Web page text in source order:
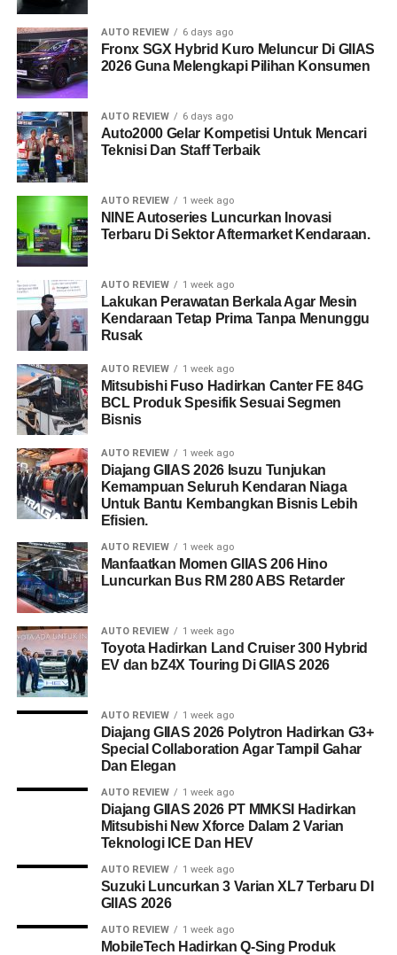
AUTO REVIEW 6 days ago
Fronx SGX Hybrid Kuro Meluncur Di GIIAS
2026 Guna Melengkapi Pilihan Konsumen
AUTO REVIEW 6 days ago
Auto2000 Gelar Kompetisi Untuk Mencari
Teknisi Dan Staff Terbaik
AUTO REVIEW 1 week ago
NINE Autoseries Luncurkan Inovasi
Terbaru Di Sektor Aftermarket Kendaraan.
AUTO REVIEW 1 week ago
Lakukan Perawatan Berkala Agar Mesin
Kendaraan Tetap Prima Tanpa Menunggu
Rusak
AUTO REVIEW 1 week ago
Mitsubishi Fuso Hadirkan Canter FE 84G
BCL Produk Spesifik Sesuai Segmen
Bisnis
AUTO REVIEW 1 week ago
Diajang GIIAS 2026 Isuzu Tunjukan
Kemampuan Seluruh Kendaran Niaga
Untuk Bantu Kembangkan Bisnis Lebih
Efisien.
AUTO REVIEW 1 week ago
Manfaatkan Momen GIIAS 206 Hino
Luncurkan Bus RM 280 ABS Retarder
AUTO REVIEW 1 week ago
Toyota Hadirkan Land Cruiser 300 Hybrid
EV dan bZ4X Touring Di GIIAS 2026
AUTO REVIEW 1 week ago
Diajang GIIAS 2026 Polytron Hadirkan G3+
Special Collaboration Agar Tampil Gahar
Dan Elegan
AUTO REVIEW 1 week ago
Diajang GIIAS 2026 PT MMKSI Hadirkan
Mitsubishi New Xforce Dalam 2 Varian
Teknologi ICE Dan HEV
AUTO REVIEW 1 week ago
Suzuki Luncurkan 3 Varian XL7 Terbaru DI
GIIAS 2026
AUTO REVIEW 1 week ago
MobileTech Hadirkan Q-Sing Produk